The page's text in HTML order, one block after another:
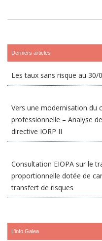
Derniers articles
Les taux sans risque au 30/
Vers une modernisation du
professionnelle – Analyse
directive IORP II
Consultation EIOPA sur le
proportionnelle dotée de
transfert de risques
L’info Galea